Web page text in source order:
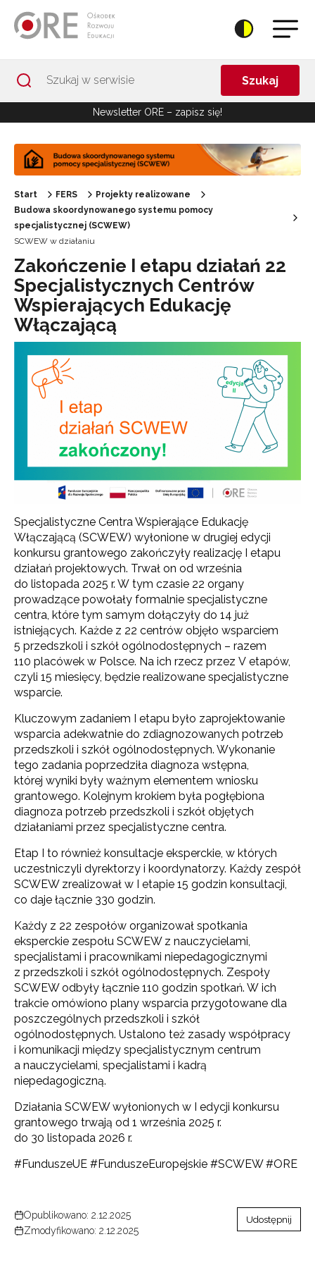
Szukaj
Newsletter ORE – zapisz się!
Start FERS
Projekty realizowane
Budowa skoordynowanego systemu pomocy
specjalistycznej (SCWEW)
SCWEW w działaniu
Zakończenie I etapu działań 22
Specjalistycznych Centrów
Wspierających Edukację
Włączającą
Specjalistyczne Centra Wspierające Edukację
Włączającą (SCWEW) wyłonione w drugiej edycji
konkursu grantowego zakończyły realizację I etapu
działań projektowych. Trwał on od września
do listopada 2025 r. W tym czasie 22 organy
prowadzące powołały formalnie specjalistyczne
centra, które tym samym dołączyły do 14 już
istniejących. Każde z 22 centrów objęło wsparciem
5 przedszkoli i szkół ogólnodostępnych – razem
110 placówek w Polsce. Na ich rzecz przez V etapów,
czyli 15 miesięcy, będzie realizowane specjalistyczne
wsparcie.
Kluczowym zadaniem I etapu było zaprojektowanie
wsparcia adekwatnie do zdiagnozowanych potrzeb
przedszkoli i szkół ogólnodostępnych. Wykonanie
tego zadania poprzedziła diagnoza wstępna,
której wyniki były ważnym elementem wniosku
grantowego. Kolejnym krokiem była pogłębiona
diagnoza potrzeb przedszkoli i szkół objętych
działaniami przez specjalistyczne centra.
Etap I to również konsultacje eksperckie, w których
uczestniczyli dyrektorzy i koordynatorzy. Każdy zespół
SCWEW zrealizował w I etapie 15 godzin konsultacji,
co daje łącznie 330 godzin.
Każdy z 22 zespołów organizował spotkania
eksperckie zespołu SCWEW z nauczycielami,
specjalistami i pracownikami niepedagogicznymi
z przedszkoli i szkół ogólnodostępnych. Zespoły
SCWEW odbyły łącznie 110 godzin spotkań. W ich
trakcie omówiono plany wsparcia przygotowane dla
poszczególnych przedszkoli i szkół
ogólnodostępnych. Ustalono też zasady współpracy
i komunikacji między specjalistycznym centrum
a nauczycielami, specjalistami i kadrą
niepedagogiczną.
Działania SCWEW wyłonionych w I edycji konkursu
grantowego trwają od 1 września 2025 r.
do 30 listopada 2026 r.
#FunduszeUE #FunduszeEuropejskie #SCWEW #ORE
Opublikowano: 2.12.2025
Zmodyfikowano: 2.12.2025
Udostępnij